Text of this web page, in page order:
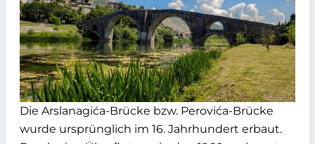
Die Arslanagića-Brücke bzw. Perovića-Brücke
wurde ursprünglich im 16. Jahrhundert erbaut.